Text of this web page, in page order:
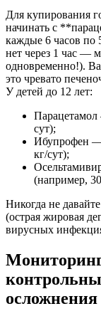
Для купирования
начинать с
каждые 6 часов по
нет через 1 час —
одновременно!).
это чревато
У детей до 12 лет:
сут);
Ибупрофен —
кг/сут);
(например,
Никогда не
(острая жировая
вирусных
осложнения